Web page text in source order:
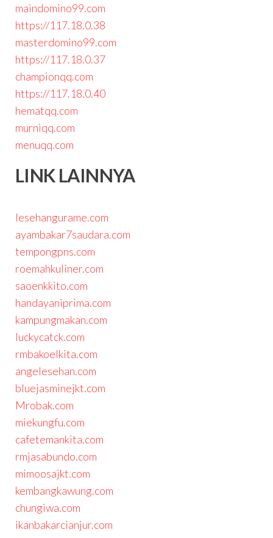
maindomino99.com
https://117.18.0.38
masterdomino99.com
https://117.18.0.37
championqq.com
https://117.18.0.40
hematqq.com
murniqq.com
menuqq.com
LINK LAINNYA
lesehangurame.com
ayambakar7saudara.com
tempongpns.com
roemahkuliner.com
saoenkkito.com
handayaniprima.com
kampungmakan.com
luckycatck.com
rmbakoelkita.com
angelesehan.com
bluejasminejkt.com
Mrobak.com
miekungfu.com
cafetemankita.com
rmjasabundo.com
mimoosajkt.com
kembangkawung.com
chungiwa.com
ikanbakarcianjur.com